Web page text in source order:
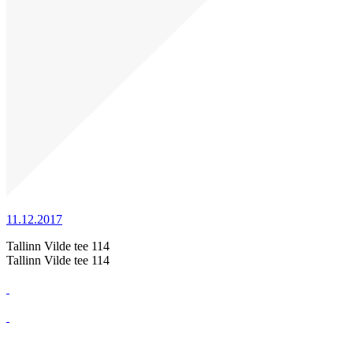
11.12.2017
Tallinn Vilde tee 114
Tallinn Vilde tee 114